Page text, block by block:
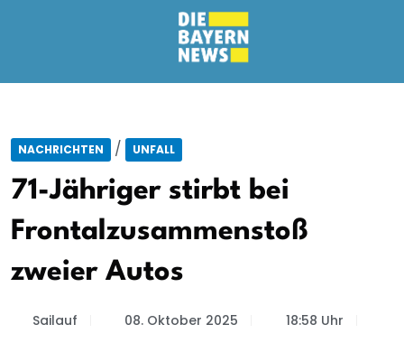
NACHRICHTEN / UNFALL
71-Jähriger stirbt bei
Frontalzusammenstoß
zweier Autos
Sailauf 08. Oktober 2025 18:58 Uhr